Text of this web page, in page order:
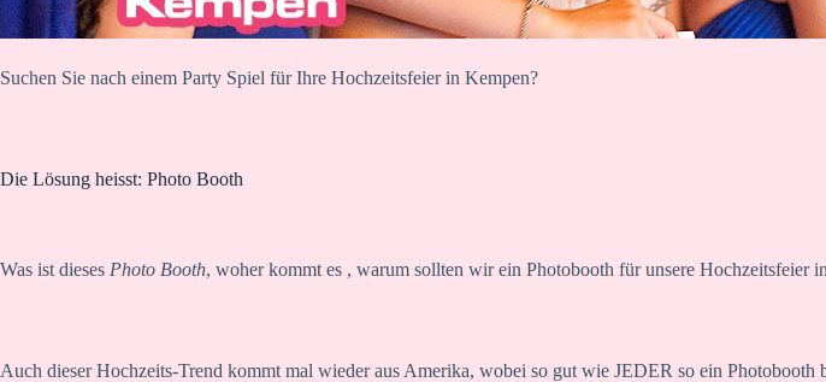
Suchen Sie nach einem Party Spiel für Ihre Hochzeitsfeier in Kempen?
Die Lösung heisst: Photo Booth
Was ist dieses Photo Booth, woher kommt es , warum sollten wir ein Photobooth für unsere Hochzeitsfeier
Auch dieser Hochzeits-Trend kommt mal wieder aus Amerika, wobei so gut wie JEDER so ein Photobooth